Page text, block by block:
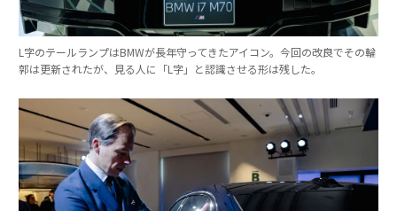
L字のテールランプはBMWが長年守ってきたアイコン。今回の改良でその輪
郭は更新されたが、見る人に「L字」と認識させる形は残した。